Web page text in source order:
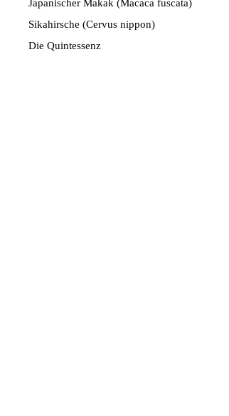
Japanischer Makak (Macaca fuscata)
Sikahirsche (Cervus nippon)
Die Quintessenz